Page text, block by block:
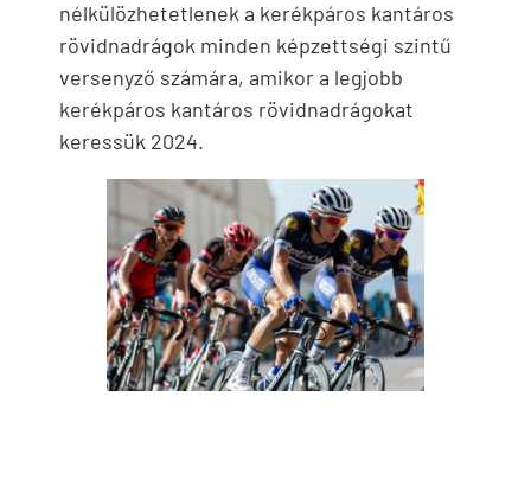
nélkülözhetetlenek a kerékpáros kantáros
rövidnadrágok minden képzettségi szintű
versenyző számára, amikor a legjobb
kerékpáros kantáros rövidnadrágokat
keressük 2024.